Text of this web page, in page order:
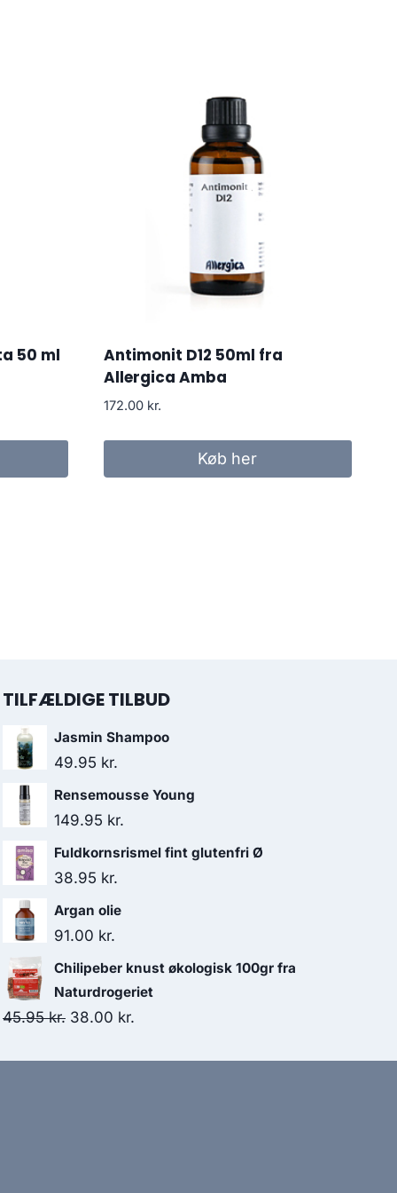
50 ml
Antimonit D12 50ml fra
Allergica Amba
172.00 kr.
Køb her
TILFÆLDIGE TILBUD
Jasmin Shampoo
49.95 kr.
Rensemousse Young
149.95 kr.
Fuldkornsrismel fint glutenfri Ø
38.95 kr.
Argan olie
91.00 kr.
Chilipeber knust økologisk 100gr fra
Naturdrogeriet
45.95kr. Den
38.00 kr.